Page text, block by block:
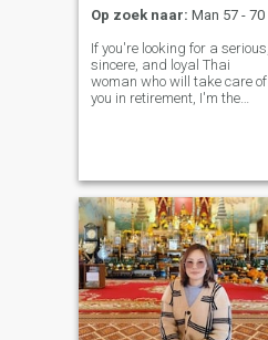
Op zoek naar: Man 57 - 70
If you're looking for a serious,
sincere, and loyal Thai
woman who will take care of
you in retirement, I'm the
for me forever. If you want t